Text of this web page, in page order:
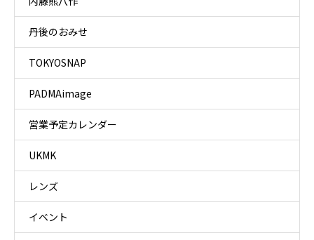
丹後のおみせ
TOKYOSNAP
PADMAimage
営業予定カレンダー
UKMK
レンズ
イベント